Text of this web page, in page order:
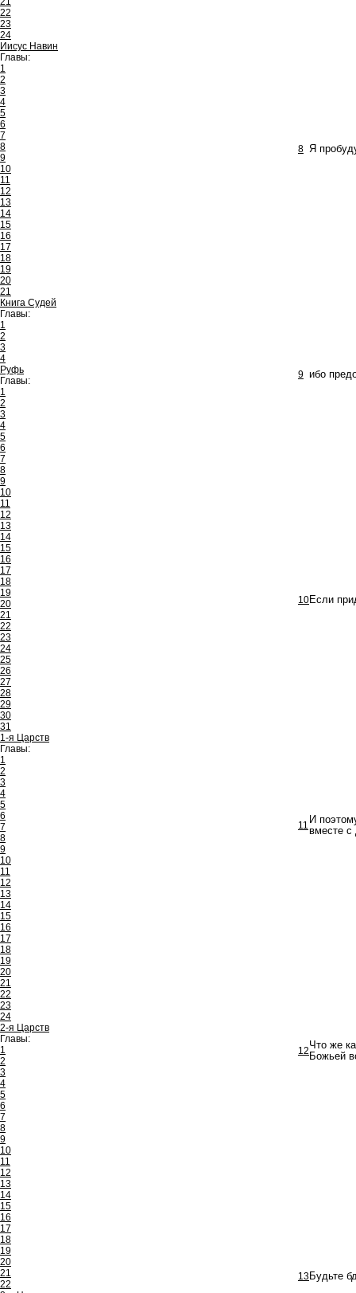
22
23
24
Иисус Навин
Главы:
1
2
3
4
5
6
7
8
9
10
11
12
13
14
15
16
17
18
19
20
21
Книга Судей
Главы:
1
2
3
4
Руфь
Главы:
1
2
3
4
5
6
7
8
9
10
11
12
13
14
15
16
17
18
19
20
21
22
23
24
25
26
27
28
29
30
31
1-я Царств
Главы:
1
2
3
4
5
6
7
8
9
10
11
12
13
14
15
16
17
18
19
20
21
22
23
24
2-я Царств
Главы:
1
2
3
4
5
6
7
8
9
10
11
12
13
14
15
16
17
18
19
20
21
22
8 Я
9 ибо
10Если
11 И
вместе с
12Что же
Божьей
13Будьте